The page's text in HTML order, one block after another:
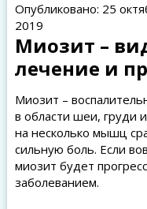
Опубликовано: 25
2019
Миозит –
лечение и
Миозит –
в области шеи, груди
на несколько мышц
сильную боль. Если
миозит будет
заболеванием.